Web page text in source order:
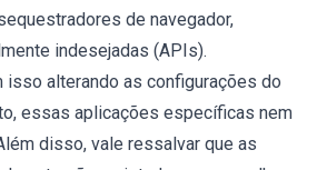
de navegador,
indesejadas (APIs).
isso alterando as configurações do
essas aplicações específicas nem
disso, vale ressalvar que as